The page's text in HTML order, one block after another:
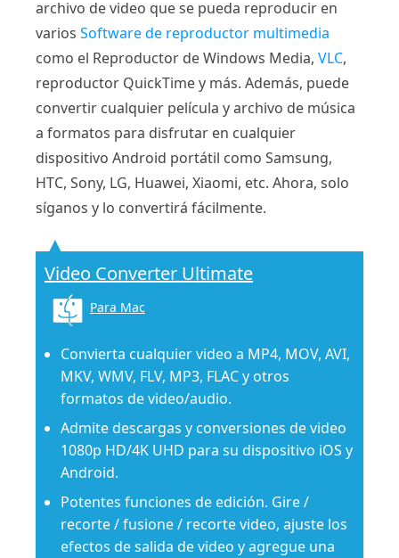
archivo de video que se pueda reproducir en
varios Software de reproductor multimedia
como el Reproductor de Windows Media, VLC,
reproductor QuickTime y más. Además, puede
convertir cualquier película y archivo de música
a formatos para disfrutar en cualquier
dispositivo Android portátil como Samsung,
HTC, Sony, LG, Huawei, Xiaomi, etc. Ahora, solo
síganos y lo convertirá fácilmente.
Video Converter Ultimate
Para Mac
Convierta cualquier video a MP4, MOV, AVI,
MKV, WMV, FLV, MP3, FLAC y otros
formatos de video/audio.
Admite descargas y conversiones de video
1080p HD/4K UHD para su dispositivo iOS y
Android.
Potentes funciones de edición. Gire /
recorte / fusione / recorte video, ajuste los
efectos de salida de video y agregue una